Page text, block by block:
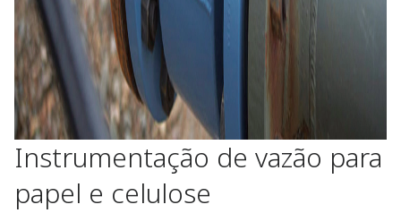
Instrumentação de vazão para
papel e celulose​